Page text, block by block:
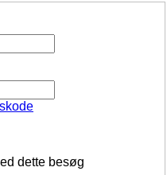
dette besøg